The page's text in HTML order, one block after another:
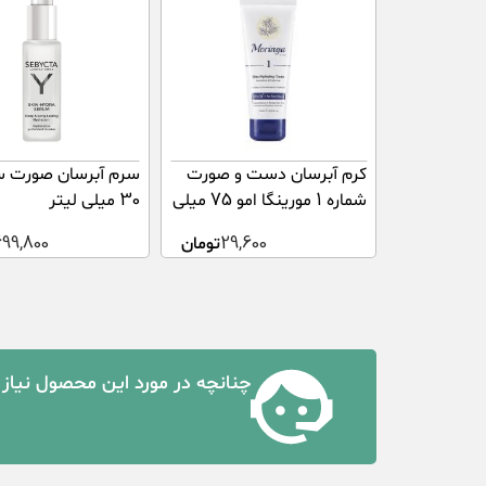
کرم آبرسان دست و صورت
شماره 1 مورینگا امو 75 میلی
29,600تومان
سرم آبرسان صورت
30 میلی لیتر
چنانچه در مورد این محصول